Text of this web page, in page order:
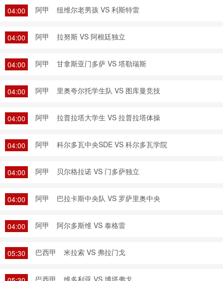
04:00 阿甲 纽维尔老男孩 VS 利斯特雷
04:00 阿甲 拉努斯 VS 阿根廷独立
04:00 阿甲 甘拿斯亚门多萨 VS 塔勒瑞斯
04:00 阿甲 里奥夸尔托学生队 VS 图库曼竞技
04:00 阿甲 拉普拉塔大学生 VS 拉普拉塔体操
04:00 阿甲 科尔多瓦中央SDE VS 科尔多瓦学院
04:00 阿甲 贝尔格拉诺 VS 门多萨独立
04:00 阿甲 巴拉卡斯中央队 VS 罗萨里奥中央
04:00 阿甲 阿尔多斯维 VS 泰格雷
05:30 巴西甲 米拉索 VS 弗拉门戈
巴西甲 维多利亚 VS 博塔弗戈